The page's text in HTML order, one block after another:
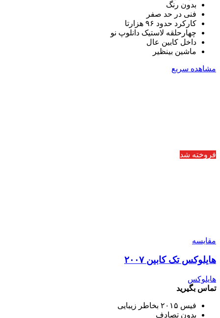
بدون رنگ
فنی در حد صفر
کارکرد حدود ۹۶ هزارتا
چهارحلقه لاستیک دانلوپ نو
داخل کابین عال
ماشین بینظیر
مشاهده سریع
فروخته شد
مقایسه
هایلوکس تک کابین ۲۰۰۷
هایلوکس
تماس بگیرید
فیس ۲۰۱۵ بخاطر زیبایی
بدون تصادف